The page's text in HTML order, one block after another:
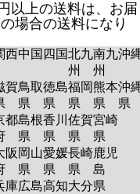
以上の送料は、お届
場合の送料になり
西中国 四国北九
州
南九
州
沖
賀
都
阪
庫
鳥取
県
島根
県
岡山
県
広島
徳島
県
香川
県
愛媛
県
高知
福岡
県
佐賀
県
長崎
県
大分
熊本
県
宮崎
県
鹿児
島
県
沖